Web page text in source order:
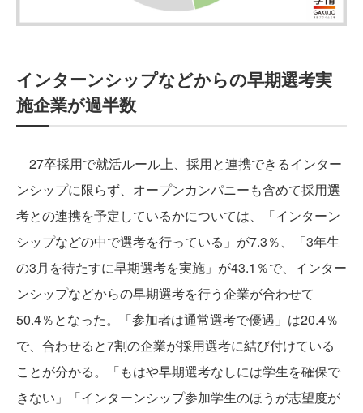
インターンシップなどからの早期選考実
施企業が過半数
27卒採用で就活ルール上、採用と連携できるインター
ンシップに限らず、オープンカンパニーも含めて採用選
考との連携を予定しているかについては、「インターン
シップなどの中で選考を行っている」が7.3％、「3年生
の3月を待たすに早期選考を実施」が43.1％で、インター
ンシップなどからの早期選考を行う企業が合わせて
50.4％となった。「参加者は通常選考で優遇」は20.4％
で、合わせると7割の企業が採用選考に結び付けている
ことが分かる。「もはや早期選考なしには学生を確保で
きない」「インターンシップ参加学生のほうが志望度が